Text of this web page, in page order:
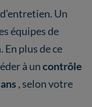
Un
équipes de
plus de ce
à uncontrôle
, selon votre